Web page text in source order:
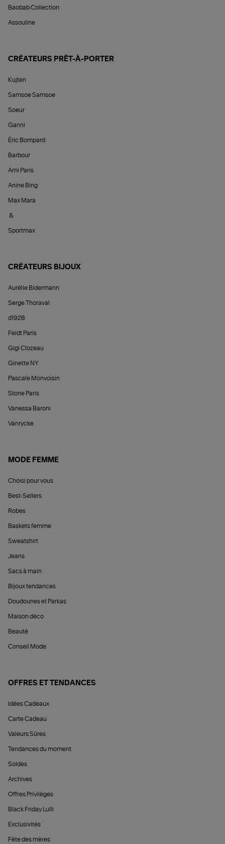
Baobab Collection
Assouline
CRÉATEURS PRÊT-À-PORTER
Kujten
Samsoe Samsoe
Soeur
Ganni
Éric Bompard
Barbour
Ami Paris
Anine Bing
Max Mara
&
Sportmax
CRÉATEURS BIJOUX
Aurélie Bidermann
Serge Thoraval
d1928
Feidt Paris
Gigi Clozeau
Ginette NY
Pascale Monvoisin
Stone Paris
Vanessa Baroni
Vanrycke
MODE FEMME
Choisi pour vous
Best-Sellers
Robes
Baskets femme
Sweatshirt
Jeans
Sacs à main
Bijoux tendances
Doudounes et Parkas
Maison déco
Beauté
Conseil Mode
OFFRES ET TENDANCES
Idées Cadeaux
Carte Cadeau
Valeurs Sûres
Tendances du moment
Soldes
Archives
Offres Privilèges
Black Friday Lulli
Exclusivités
Fête des mères